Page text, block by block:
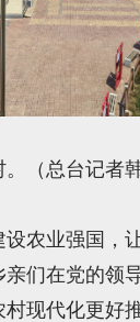
（总台记者韩
农业强国，
们在党的领
现代化更好